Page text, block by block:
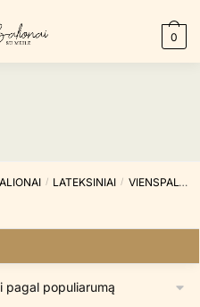
0
/ LATEKSINIAI / VIENSPALVIAI